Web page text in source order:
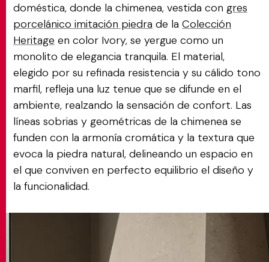
doméstica, donde la chimenea, vestida con gres
porcelánico imitación piedra de la Colección
Heritage en color Ivory, se yergue como un
monolito de elegancia tranquila. El material,
elegido por su refinada resistencia y su cálido tono
marfil, refleja una luz tenue que se difunde en el
ambiente, realzando la sensación de confort. Las
líneas sobrias y geométricas de la chimenea se
funden con la armonía cromática y la textura que
evoca la piedra natural, delineando un espacio en
el que conviven en perfecto equilibrio el diseño y
la funcionalidad.